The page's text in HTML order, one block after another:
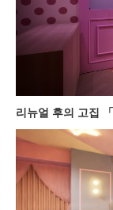
리뉴얼 후의 고집